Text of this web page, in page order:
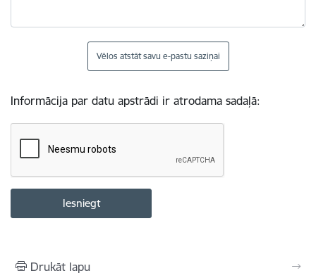
Vēlos atstāt savu e-pastu saziņai
Informācija par datu apstrādi ir atrodama sadaļā:
Drukāt lapu